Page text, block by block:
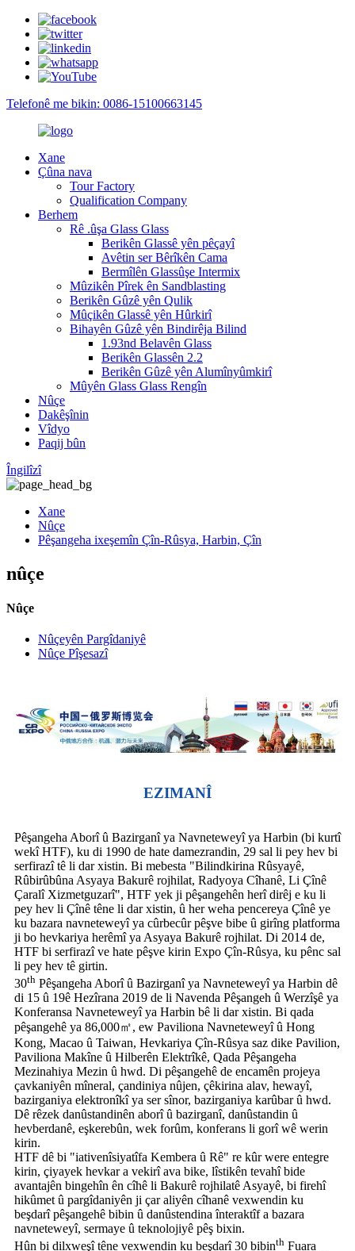
Telefonê me bikin: 0086-15100663145
Xane
Çûna nava
Tour Factory
Qualification Company
Berhem
Rê .ûşa Glass Glass
Berikên Glassê yên pêçayî
Avêtin ser Bêrîkên Cama
Bermîlên Glassûşe Intermix
Mûzikên Pîrek ên Sandblasting
Berikên Gûzê yên Qulik
Mûçikên Glassê yên Hûrkirî
Bihayên Gûzê yên Bindirêja Bilind
1.93nd Belavên Glass
Berikên Glassên 2.2
Berikên Gûzê yên Alumînyûmkirî
Mûyên Glass Glass Rengîn
Nûçe
Dakêşînin
Vîdyo
Paqij bûn
Îngilîzî
Xane
Nûçe
Pêşangeha ixeşemîn Çîn-Rûsya, Harbin, Çîn
nûçe
Nûçe
Nûçeyên Pargîdaniyê
Nûçe Pîşesazî
EZIMANÎ
Pêşangeha Aborî û Bazirganî ya Navneteweyî ya Harbin (bi kurtî
wekî HTF), ku di 1990 de hate damezrandin, 29 sal li pey hev bi
serfirazî tê li dar xistin. Bi mebesta "Bilindkirina Rûsyayê,
Rûbirûbûna Asyaya Bakurê rojhilat, Radyoya Cîhanê, Li Çînê
Çaralî Xizmetguzarî", HTF yek ji pêşangehên herî dirêj e ku li
pey hev li Çînê têne li dar xistin, û her weha pencereya Çînê ye
ku bazara navneteweyî ya cûrbecûr pêşve bibe û girîng platforma
ji bo hevkariya herêmî ya Asyaya Bakurê rojhilat. Di 2014 de,
HTF bi serfirazî ve hate pêşve kirin Expo Çîn-Rûsya, ku pênc sal
li pey hev tê girtin.
30th Pêşangeha Aborî û Bazirganî ya Navneteweyî ya Harbin dê
di 15 û 19ê Hezîrana 2019 de li Navenda Pêşangeh û Werzîşê ya
Konferansa Navneteweyî ya Harbin bê li dar xistin. Bi qada
pêşangehê ya 86,000㎡, ew Paviliona Navneteweyî û Hong
Kong, Macao û Taiwan, Hevkariya Çîn-Rûsya saz dike Pavilion,
Paviliona Makîne û Hilberên Elektrîkê, Qada Pêşangeha
Mezinahiya Mezin û hwd. Di pêşangehê de encamên projeya
çavkaniyên mîneral, çandiniya nûjen, çêkirina alav, hewayî,
bazirganiya elektronîkî ya ser sînor, bazirganiya karûbar û hwd.
Dê rêzek danûstandinên aborî û bazirganî, danûstandin û
hevberdanê, eşkerebûn, wek forûm, konferans li gorî wê werin
kirin.
HTF dê bi "iativenîsiyatîfa Kembera û Rê" re kûr were entegre
kirin, çiyayek hevkar a vekirî ava bike, lîstikên tevahî bide
avantajên bingehîn ên cîhê li Bakurê rojhilatê Asyayê, bi firehî
hikûmet û pargîdaniyên ji çar aliyên cîhanê vexwendin ku
beşdarî pêşangehê bibin û danûstendina înteraktîf a bazara
navneteweyî, sermaye û teknolojiyê pêş bixin.
Hûn bi dilxweşî têne vexwendin ku beşdarî 30 bibinth Fuara